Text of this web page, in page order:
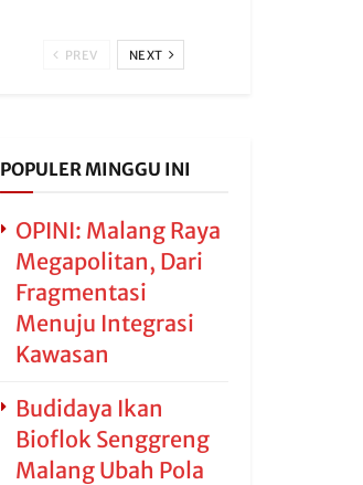
PREV NEXT
POPULER MINGGU INI
OPINI: Malang Raya
Megapolitan, Dari
Fragmentasi
Menuju Integrasi
Kawasan
Budidaya Ikan
Bioflok Senggreng
Malang Ubah Pola